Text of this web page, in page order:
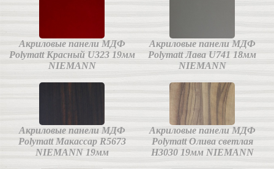
Акриловые панели МДФ
Polymatt Красный U323 19мм
NIEMANN
Акриловые панели МДФ
Polymatt Лава U741 18мм
NIEMANN
Акриловые панели МДФ
Polymatt Макассар R5673
NIEMANN 19мм
Акриловые панели МДФ
Polymatt Олива светлая
Н3030 19мм NIEMANN